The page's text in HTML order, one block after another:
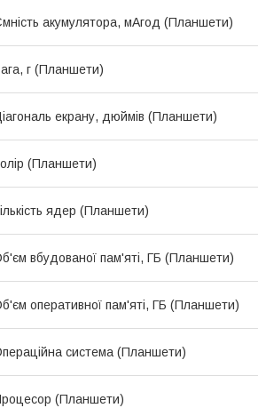
акумулятора, мАгод (Планшети)
г (Планшети)
екрану, дюймів (Планшети)
(Планшети)
ядер (Планшети)
вбудованої пам'яті, ГБ (Планшети)
оперативної пам'яті, ГБ (Планшети)
система (Планшети)
(Планшети)